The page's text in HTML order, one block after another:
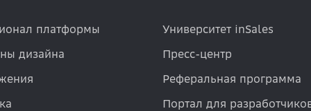
платформы
дизайна
Университет inSales
Пресс-центр
Реферальная программа
Портал для